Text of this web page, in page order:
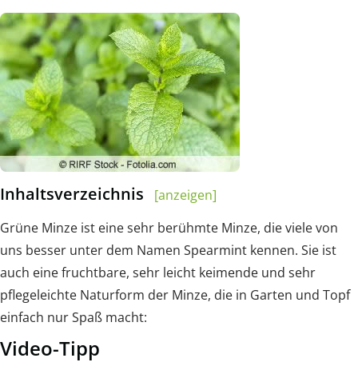
Inhaltsverzeichnis
[anzeigen]
Grüne Minze ist eine sehr berühmte Minze, die viele von
uns besser unter dem Namen Spearmint kennen. Sie ist
auch eine fruchtbare, sehr leicht keimende und sehr
pflegeleichte Naturform der Minze, die in Garten und Topf
einfach nur Spaß macht:
Video-Tipp